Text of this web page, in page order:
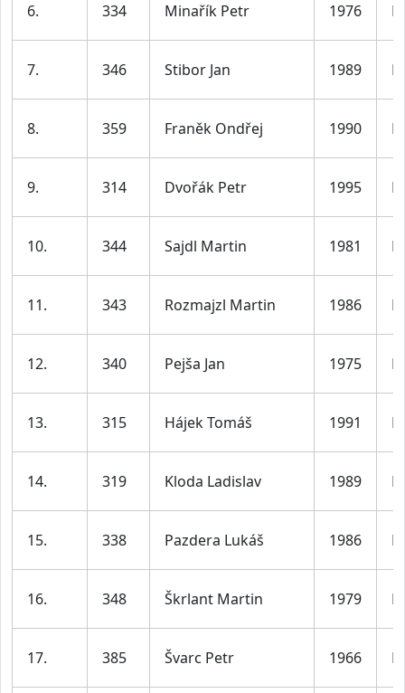
6. 334 Minařík Petr 1976 M
7. 346 Stibor Jan 1989 M
8. 359 Franěk Ondřej 1990 M
9. 314 Dvořák Petr 1995 M
10. 344 Sajdl Martin 1981 M
11. 343 Rozmajzl Martin 1986 M
12. 340 Pejša Jan 1975 M
13. 315 Hájek Tomáš 1991 M
14. 319 Kloda Ladislav 1989 M
15. 338 Pazdera Lukáš 1986 M
16. 348 Škrlant Martin 1979 M
17. 385 Švarc Petr 1966 M